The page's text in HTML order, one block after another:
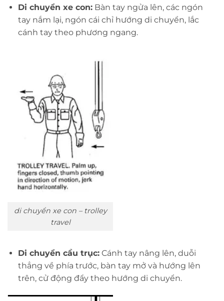
Di chuyển xe con:Bàn tay ngửa lên, các ngón
tay nắm lại, ngón cái chỉ hướng di chuyển, lắc
cánh tay theo phương ngang.
di chuyển xe con – trolley
travel
Di chuyển cầu trục:Cánh tay nâng lên, duỗi
thẳng về phía trước, bàn tay mở và hướng lên
trên, cử động đẩy theo hướng di chuyển.